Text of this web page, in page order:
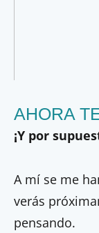
AHORA
¡Y por
A mí se me
verás
pensando.